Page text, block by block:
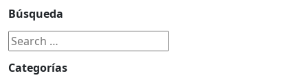
Búsqueda
Categorías